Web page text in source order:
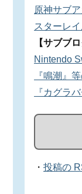
原神サブ
スターレ
【サブブロ
Nintendo
『鳴潮』
『カグラ
・ 投稿の